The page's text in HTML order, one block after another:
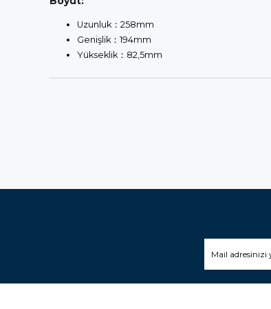
Uzunluk：258mm
Genişlik：194mm
Yükseklik：82,5mm